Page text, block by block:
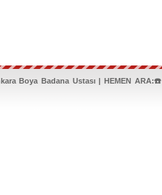
Boya Badana Ustası | HEMEN